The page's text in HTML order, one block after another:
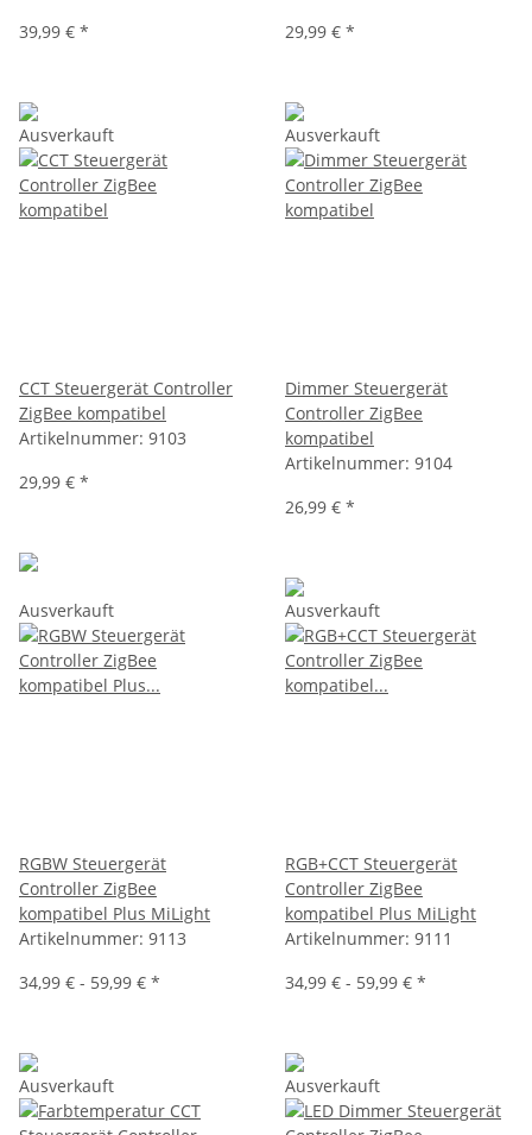
39,99 € *
29,99 € *
Ausverkauft
CCT Steuergerät Controller
ZigBee kompatibel
Artikelnummer: 9103
29,99 € *
Ausverkauft
Dimmer Steuergerät
Controller ZigBee
kompatibel
Artikelnummer: 9104
26,99 € *
Ausverkauft
RGBW Steuergerät
Controller ZigBee
kompatibel Plus MiLight
Artikelnummer: 9113
34,99 € - 59,99 € *
Ausverkauft
RGB+CCT Steuergerät
Controller ZigBee
kompatibel Plus MiLight
Artikelnummer: 9111
34,99 € - 59,99 € *
Ausverkauft Ausverkauft